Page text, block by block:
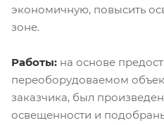
экономичную, повысить
зоне.
Работы: на основе
переоборудоваемом
заказчика, был
освещенности и